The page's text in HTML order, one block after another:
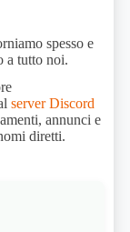
spesso e
a tutto noi.
server Discord
annunci e
diretti.